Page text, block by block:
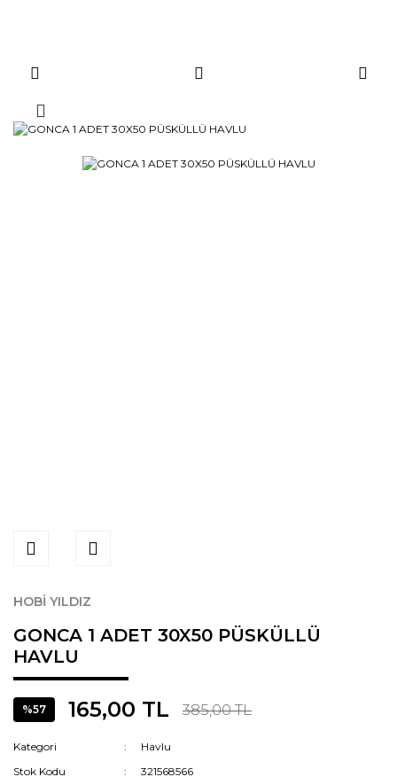
HOBİ YILDIZ
GONCA 1 ADET 30X50 PÜSKÜLLÜ
HAVLU
%57 165,00 TL 385,00 TL
Kategori
Havlu
Stok Kodu
321568566